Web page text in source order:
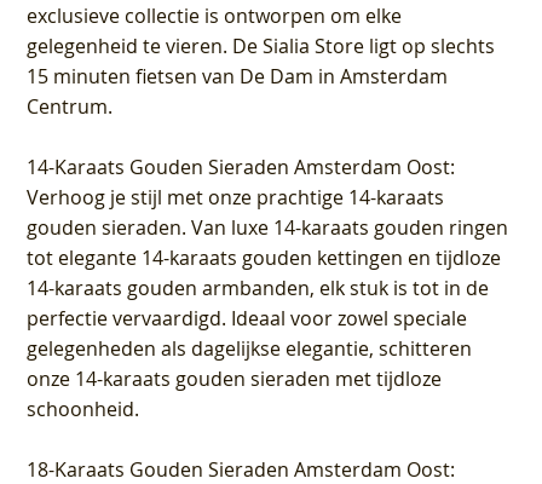
exclusieve collectie is ontworpen om elke
gelegenheid te vieren. De Sialia Store ligt op slechts
15 minuten fietsen van De Dam in Amsterdam
Centrum.
14-Karaats Gouden Sieraden Amsterdam Oost:
Verhoog je stijl met onze prachtige 14-karaats
gouden sieraden. Van luxe 14-karaats gouden ringen
tot elegante 14-karaats gouden kettingen en tijdloze
14-karaats gouden armbanden, elk stuk is tot in de
perfectie vervaardigd. Ideaal voor zowel speciale
gelegenheden als dagelijkse elegantie, schitteren
onze 14-karaats gouden sieraden met tijdloze
schoonheid.
18-Karaats Gouden Sieraden Amsterdam Oost: